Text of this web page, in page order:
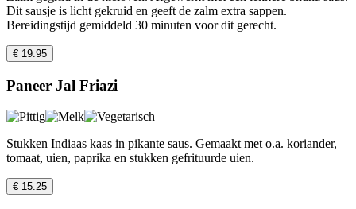
Dit sausje is licht gekruid en geeft de zalm extra sappen.
Bereidingstijd gemiddeld 30 minuten voor dit gerecht.
€ 19.95
Paneer Jal Friazi
Stukken Indiaas kaas in pikante saus. Gemaakt met o.a. koriander,
tomaat, uien, paprika en stukken gefrituurde uien.
€ 15.25